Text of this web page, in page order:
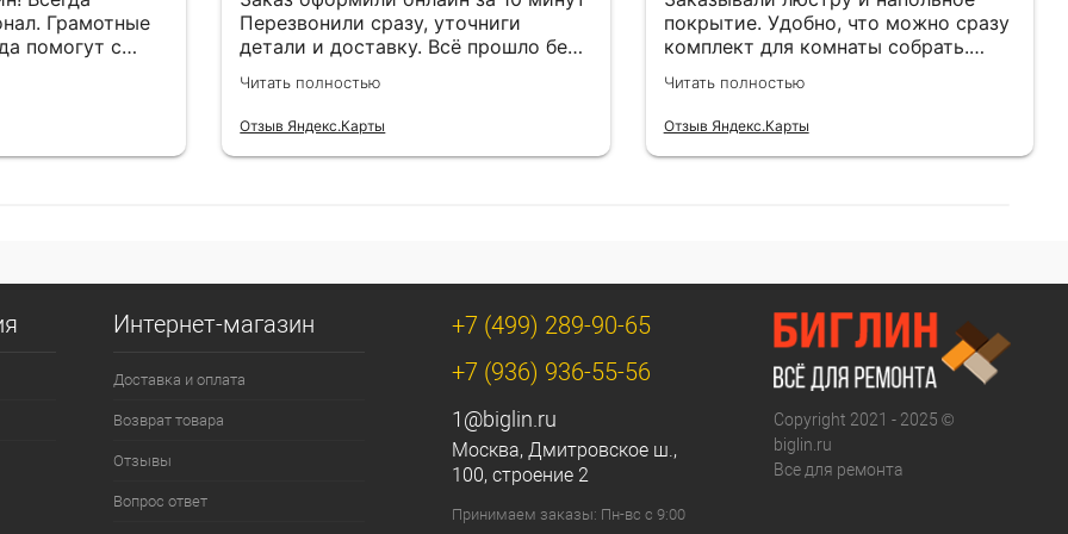
Грамотные
помогут с
в
Перезвонили сразу, уточниги
детали и доставку. Всё прошло без
лишней суеты.
Читать полностью
Отзыв Яндекс.Карты
покрытие. Удобно, что можно сразу
комплект для комнаты собрать.
Цены адекватные.
Читать полностью
Отзыв Яндекс.Карты
Интернет-магазин
Доставка и оплата
Возврат товара
Отзывы
Вопрос ответ
+7 (499) 289-90-65
+7 (936) 936-55-56
1@biglin.ru
Москва, Дмитровское ш.,
100, строение 2
Принимаем заказы: Пн-вс с 9:00
Copyright 2021 - 2025 ©
biglin.ru
Все для ремонта